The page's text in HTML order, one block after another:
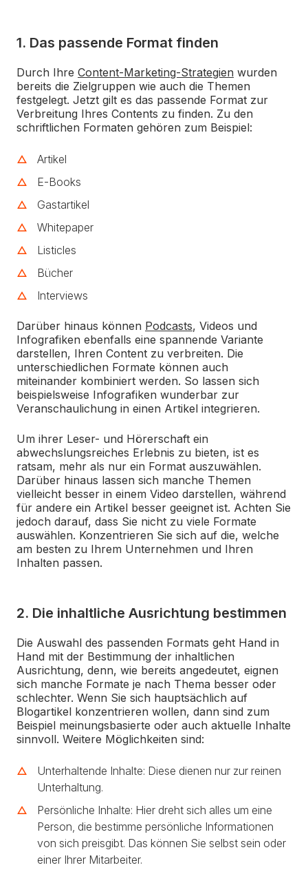
1. Das passende Format finden
Durch Ihre Content-Marketing-Strategien wurden
bereits die Zielgruppen wie auch die Themen
festgelegt. Jetzt gilt es das passende Format zur
Verbreitung Ihres Contents zu finden. Zu den
schriftlichen Formaten gehören zum Beispiel:
Artikel
E-Books
Gastartikel
Whitepaper
Listicles
Bücher
Interviews
Darüber hinaus können Podcasts, Videos und
Infografiken ebenfalls eine spannende Variante
darstellen, Ihren Content zu verbreiten. Die
unterschiedlichen Formate können auch
miteinander kombiniert werden. So lassen sich
beispielsweise Infografiken wunderbar zur
Veranschaulichung in einen Artikel integrieren.
Um ihrer Leser- und Hörerschaft ein
abwechslungsreiches Erlebnis zu bieten, ist es
ratsam, mehr als nur ein Format auszuwählen.
Darüber hinaus lassen sich manche Themen
vielleicht besser in einem Video darstellen, während
für andere ein Artikel besser geeignet ist. Achten Sie
jedoch darauf, dass Sie nicht zu viele Formate
auswählen. Konzentrieren Sie sich auf die, welche
am besten zu Ihrem Unternehmen und Ihren
Inhalten passen.
2. Die inhaltliche Ausrichtung bestimmen
Die Auswahl des passenden Formats geht Hand in
Hand mit der Bestimmung der inhaltlichen
Ausrichtung, denn, wie bereits angedeutet, eignen
sich manche Formate je nach Thema besser oder
schlechter. Wenn Sie sich hauptsächlich auf
Blogartikel konzentrieren wollen, dann sind zum
Beispiel meinungsbasierte oder auch aktuelle Inhalte
sinnvoll. Weitere Möglichkeiten sind:
Unterhaltende Inhalte: Diese dienen nur zur reinen
Unterhaltung.
Persönliche Inhalte: Hier dreht sich alles um eine
Person, die bestimme persönliche Informationen
von sich preisgibt. Das können Sie selbst sein oder
einer Ihrer Mitarbeiter.